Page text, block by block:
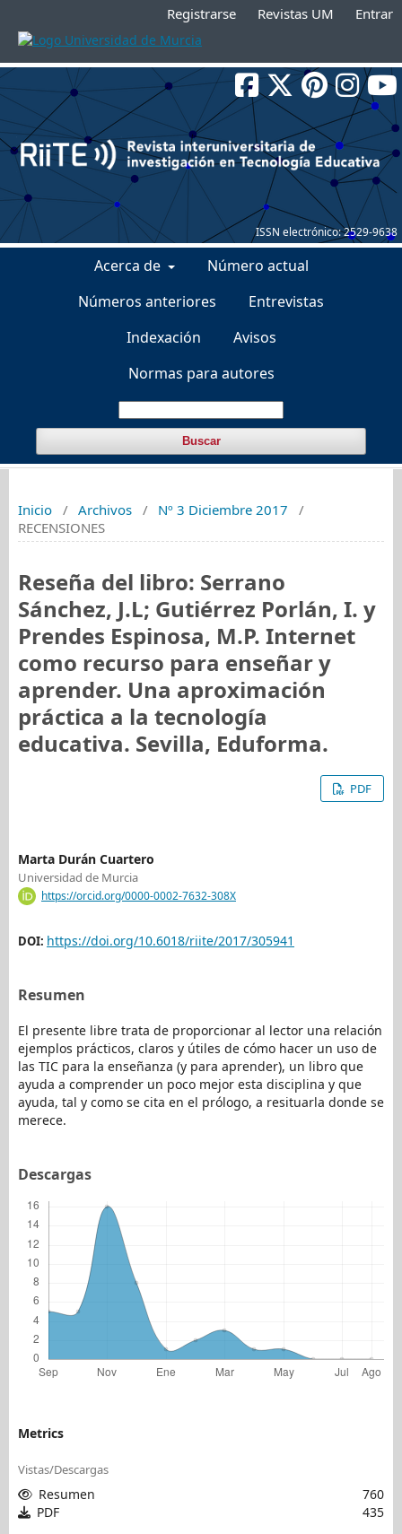
Registrarse Revistas UM Entrar
ISSN electrónico:2529-9638
Acerca de
Número actual
Números anteriores
Entrevistas
Indexación
Avisos
Normas para autores
Buscar
Inicio / Archivos / Nº 3 Diciembre 2017
/
RECENSIONES
Reseña del libro: Serrano
Sánchez, J.L; Gutiérrez Porlán, I. y
Prendes Espinosa, M.P. Internet
como recurso para enseñar y
aprender. Una aproximación
práctica a la tecnología
educativa. Sevilla, Eduforma.
PDF
Marta Durán Cuartero
Universidad de Murcia
https://orcid.org/0000-0002-7632-308X
DOI: https://doi.org/10.6018/riite/2017/305941
Resumen
El presente libre trata de proporcionar al lector una relación
ejemplos prácticos, claros y útiles de cómo hacer un uso de
las TIC para la enseñanza (y para aprender), un libro que
ayuda a comprender un poco mejor esta disciplina y que
ayuda, tal y como se cita en el prólogo, a resituarla donde se
merece.
Descargas
Metrics
Vistas/Descargas
Resumen
760
PDF
435